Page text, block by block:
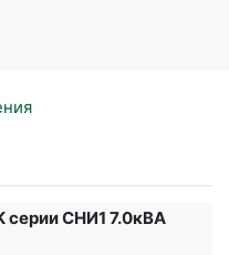
серии СНИ1 7.0кВА